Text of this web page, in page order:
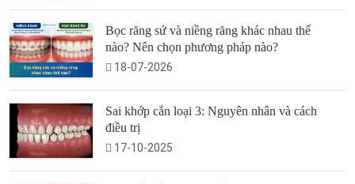
Bọc răng sứ và niềng răng khác nhau thế
nào? Nên chọn phương pháp nào?
18-07-2026
Sai khớp cắn loại 3: Nguyên nhân và cách
điều trị
17-10-2025